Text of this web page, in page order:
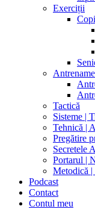
Exerciții
Tactică
Sisteme |
Tehnică |
Pregătire
Secretele
Portarul |
Metodică |
Podcast
Contact
Contul meu